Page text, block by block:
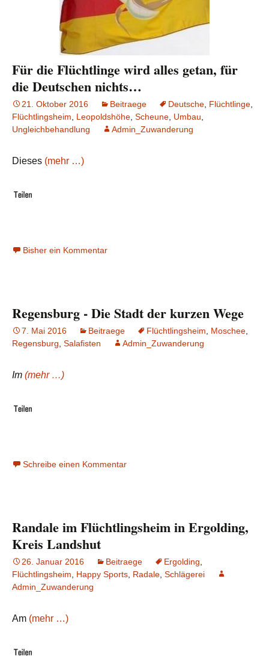
Für die Flüchtlinge wird alles getan, für
die Deutschen nichts…
21. Oktober 2016 Beitraege Deutsche Flüchtlinge
Flüchtlingsheim
Leopoldshöhe Scheune Umbau
Ungleichbehandlung
Admin_Zuwanderung
Dieses (mehr …)
Bisher ein Kommentar
Regensburg - Die Stadt der kurzen Wege
7. Mai 2016 Beitraege Flüchtlingsheim Moschee
Regensburg Salafisten Admin_Zuwanderung
Im (mehr …)
Schreibe einen Kommentar
Randale im Flüchtlingsheim in Ergolding,
Kreis Landshut
26. Januar 2016 Beitraege Ergolding
Flüchtlingsheim
Happy Sports Radale Schlägerei
Admin_Zuwanderung
Am (mehr …)